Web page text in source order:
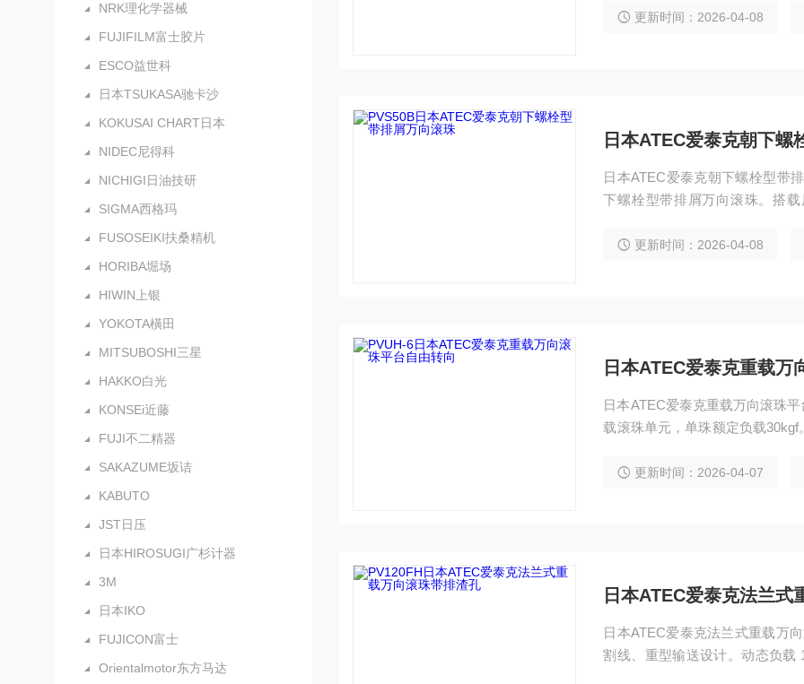
NRK理化学器械
FUJIFILM富士胶片
ESCO益世科
日本TSUKASA驰卡沙
KOKUSAI CHART日本
NIDEC尼得科
NICHIGI日油技研
SIGMA西格玛
FUSOSEIKI扶桑精机
HORIBA堀场
HIWIN上银
YOKOTA橫田
MITSUBOSHI三星
HAKKO白光
KONSEi近藤
FUJI不二精器
SAKAZUME坂诘
KABUTO
JST日压
日本HIROSUGI广杉计器
3M
日本IKO
FUJICON富士
Orientalmotor东方马达
准化，快速集成于各类生产线。
更新时间：2026-04-08
日本ATEC爱泰克朝下螺
日本ATEC爱泰克朝下螺栓型带
下螺栓型带排屑万向滚珠。搭
计，螺栓固定、安装精准。
更新时间：2026-04-08
日本ATEC爱泰克重载万
日本ATEC爱泰克重载万向滚珠
载滚珠单元，单珠额定负载
更新时间：2026-04-07
日本ATEC爱泰克法兰式
日本ATEC爱泰克法兰式重载万
割线、重型输送设计。动态负载